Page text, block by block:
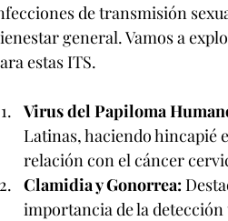
de transmisión
general. Vamos a
estas ITS.
Virus del Papiloma
Latinas, haciendo hincapié
relación con el cáncer
Clamidia y Gonorrea:
importancia de la detección